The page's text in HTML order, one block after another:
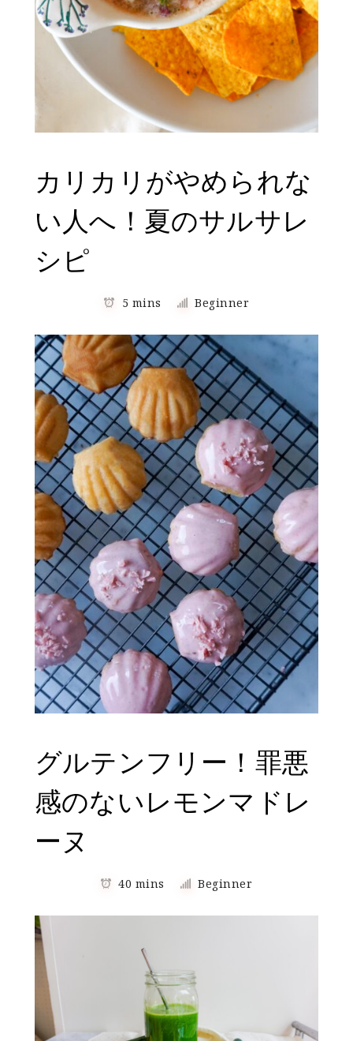
カリカリがやめられな
い人へ！夏のサルサレ
シピ
5 mins Beginner
グルテンフリー！罪悪
感のないレモンマドレ
ーヌ
40 mins Beginner